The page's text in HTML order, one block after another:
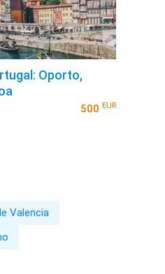
Oporto,
500 EUR
Valencia